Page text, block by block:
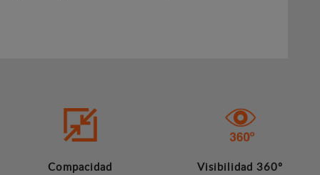
Compacidad Visibilidad 360º